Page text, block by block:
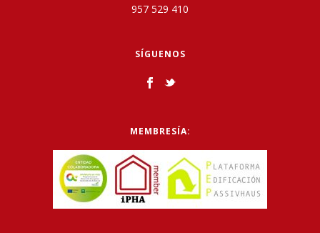
957 529 410
SÍGUENOS
MEMBRESÍA: